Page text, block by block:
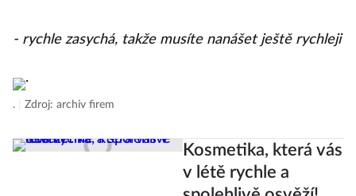
- rychle zasychá, takže musíte nanášet ještě rychleji
. Zdroj: archiv firem
Kosmetika, která vás
v létě rychle a